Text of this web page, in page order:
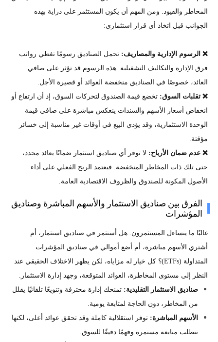
المخاطر والقيود. ومن المهم أن يكون المستثمر على دراية بهذه
الجوانب قبل اتخاذ أي قرار استثماري:
❌ الرسوم الإدارية والمصاريف: تحمل الصناديق رسومًا تغطي رواتب
فرق الإدارة والتكاليف التشغيلية. هذه الرسوم قد تؤثر على صافي
العائد، خصوصًا في الصناديق منخفضة العوائد أو قصيرة الأجل.
❌ تقلبات السوق: تخضع قيمة الصندوق لتحركات السوق، إذ أن ارتفاع أو
انخفاض أسعار الأسهم والسندات ينعكس مباشرة على صافي قيمة
الوحدة الاستثمارية، وقد يؤدي البيع في أوقات غير مناسبة إلى خسائر
مؤقتة.
❌ عدم ضمان الأرباح: لا توفر أي صناديق استثمار ضمانًا بعائد محدد،
حتى تلك ذات المخاطر المنخفضة. فيعتمد الربح الفعلي على أداء
الأصول المكونة للصندوق والظروف الاقتصادية العامة.
الفرق بين صناديق الاستثمار والأسهم المباشرة وصناديق
المؤشرات
غالبًا ما يتساءل المستثمرون: هل أستثمر في صناديق استثمار، أم
أشتري الأسهم مباشرة، أم أضع أموالي في صناديق المؤشرات
المتداولة (ETFs)؟ كل خيار له مزاياه، لكن يظهر الاختلاف الحقيقي عند
النظر إلى مستوى المخاطرة، العوائد المتوقعة، وجهد إدارة الاستثمار.
صناديق الاستثمار التقليدية: تمنحك إدارة محترفة وتنويعًا تلقائيًا يقلل
من المخاطر، دون الحاجة لمتابعة يومية.
الأسهم المباشرة: توفر استقلالية كاملة وقد تحقق عوائد أعلى، لكنها
تتطلب متابعة مستمرة وفهمًا دقيقًا للسوق.